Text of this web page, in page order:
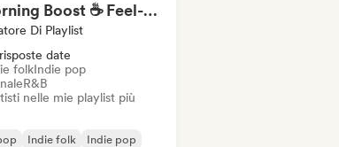
Morning Boost ☕ Feel-Good Funk, Soul & Neo-Soul to Wake Up
Di Playlist
date
folkIndie pop
R&B
nelle mie playlist più
Indie folk
Indie pop